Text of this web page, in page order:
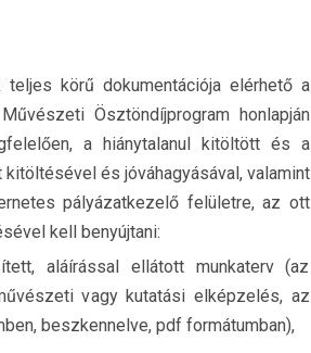
körű dokumentációja elérhető a
Ösztöndíjprogram honlapján
a hiánytalanul kitöltött és a
és jóváhagyásával, valamint
pályázatkezelő felületre, az ott
kell benyújtani:
aláírással ellátott munkaterv (az
vagy kutatási elképzelés, az
beszkennelve, pdf formátumban),